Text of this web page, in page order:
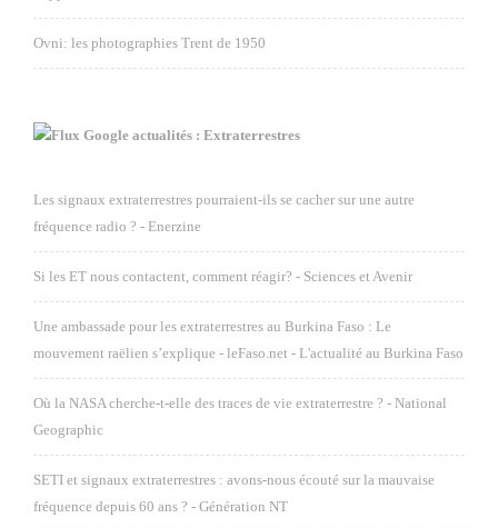
Ovni: les photographies Trent de 1950
Google actualités : Extraterrestres
Les signaux extraterrestres pourraient-ils se cacher sur une autre
fréquence radio ? - Enerzine
Si les ET nous contactent, comment réagir? - Sciences et Avenir
Une ambassade pour les extraterrestres au Burkina Faso : Le
mouvement raëlien s’explique - leFaso.net - L'actualité au Burkina Faso
Où la NASA cherche-t-elle des traces de vie extraterrestre ? - National
Geographic
SETI et signaux extraterrestres : avons-nous écouté sur la mauvaise
fréquence depuis 60 ans ? - Génération NT